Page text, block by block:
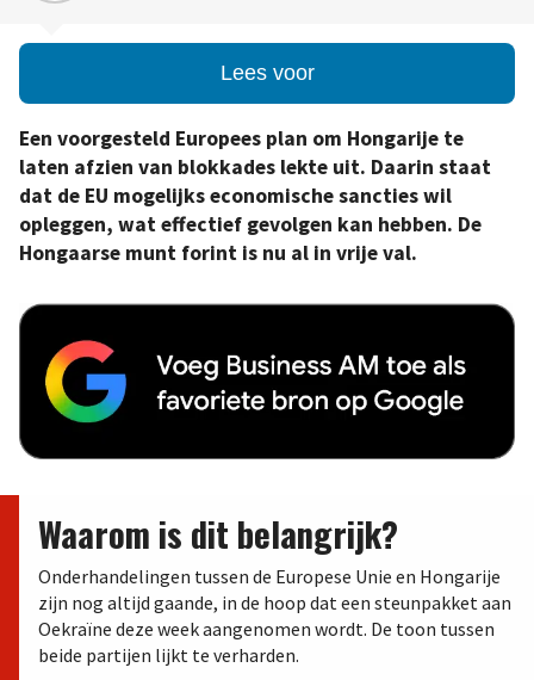
Lees voor
Een voorgesteld Europees plan om Hongarije te
laten afzien van blokkades lekte uit. Daarin staat
dat de EU mogelijks economische sancties wil
opleggen, wat effectief gevolgen kan hebben. De
Hongaarse munt forint is nu al in vrije val.
Waarom is dit belangrijk?
Onderhandelingen tussen de Europese Unie en Hongarije
zijn nog altijd gaande, in de hoop dat een steunpakket aan
Oekraïne deze week aangenomen wordt. De toon tussen
beide partijen lijkt te verharden.